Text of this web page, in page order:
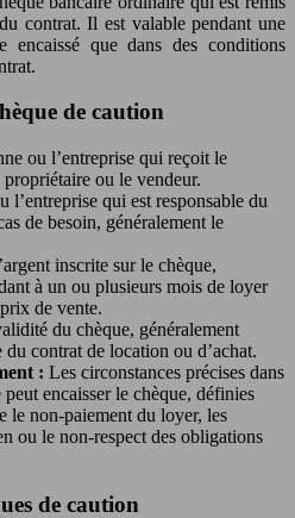
contrat. Il est valable pendant une
que dans des conditions
de caution
ou l’entreprise qui reçoit le
ou le vendeur.
l’entreprise qui est responsable du
de besoin, généralement le
inscrite sur le chèque,
à un ou plusieurs mois de loyer
de vente.
du chèque, généralement
contrat de location ou d’achat.
: Les circonstances précises dans
encaisser le chèque, définies
le non-paiement du loyer, les
ou le non-respect des obligations
de caution